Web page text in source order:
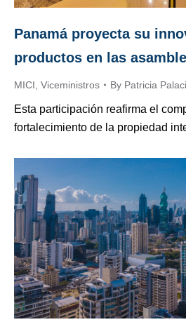
Panamá proyecta su
productos en las
MICI Viceministros By Patricia
Esta participación reafirma el
fortalecimiento de la propiedad